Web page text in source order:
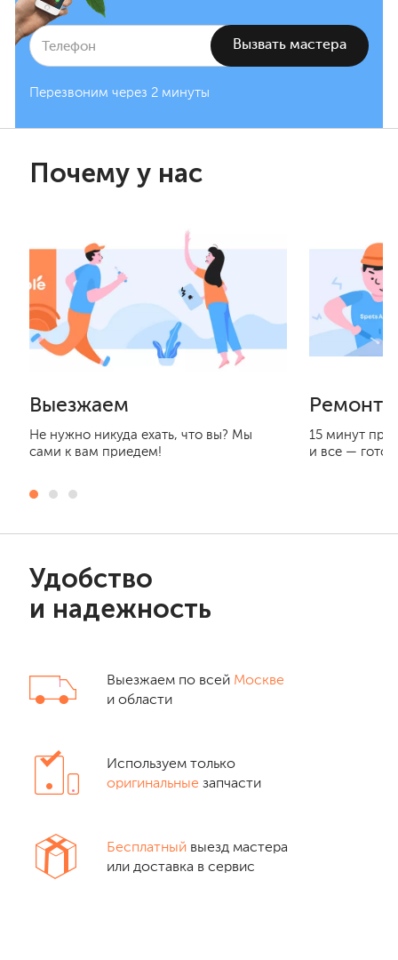
Перезвоним через 2 минуты
Почему у нас
Выезжаем
Не нужно никуда ехать, что вы? Мы
сами к вам приедем!
15 минут
и все —
Удобство
и надежность
Выезжаем по всей Москве
и области
Используем только
оригинальные запчасти
Бесплатный выезд мастера
или доставка в сервис